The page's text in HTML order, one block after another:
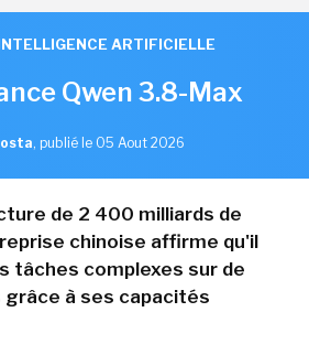
ARTIFICIELLE
Qwen 3.8-Max
, publié le 05 Aout 2026
de 2 400 milliards de
chinoise affirme qu'il
tâches complexes sur de
à ses capacités